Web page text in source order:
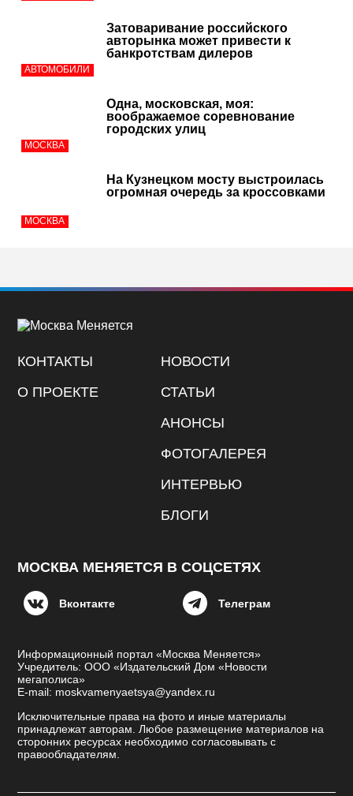
АВТОМОБИЛИ
Затоваривание российского
авторынка может привести к
банкротствам дилеров
МОСКВА
Одна, московская, моя:
воображаемое соревнование
городских улиц
МОСКВА
На Кузнецком мосту выстроилась
огромная очередь за кроссовками
КОНТАКТЫ
О ПРОЕКТЕ
НОВОСТИ
СТАТЬИ
АНОНСЫ
ФОТОГАЛЕРЕЯ
ИНТЕРВЬЮ
БЛОГИ
МОСКВА МЕНЯЕТСЯ В СОЦСЕТЯХ
Вконтакте Телеграм
Информационный портал «Москва Меняется»
Учредитель: ООО «Издательский Дом «Новости
мегаполиса»
E-mail: moskvamenyaetsya@yandex.ru
Исключительные права на фото и иные материалы
принадлежат авторам. Любое размещение материалов на
сторонних ресурсах необходимо согласовывать с
правообладателям.